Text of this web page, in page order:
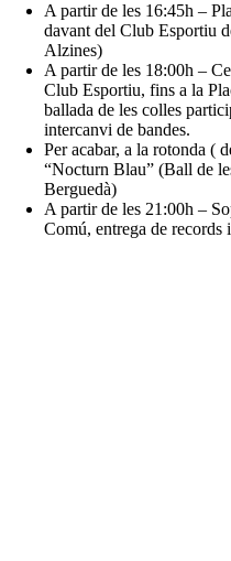
A partir de les 16:45h –
davant del Club Esportiu
Alzines)
A partir de les 18:00h –
Club Esportiu, fins a la
ballada de les colles
intercanvi de bandes.
Per acabar, a la rotonda (
“Nocturn Blau” (Ball de
Berguedà)
A partir de les 21:00h –
Comú, entrega de records